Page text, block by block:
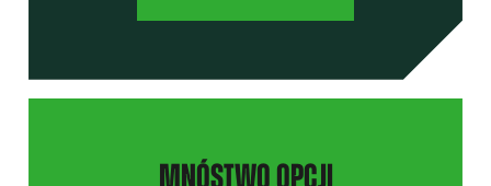
MNÓSTWO OPCJI